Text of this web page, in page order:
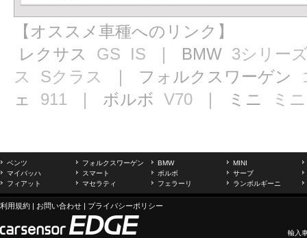
【オススメ車種へのリンク】
レクサス GS IS ｜ BMW 3シリー
ス
Sクラス ｜ フォルクスワーゲン
ェ 911 ｜ ボルボ V70 ｜ ミニ ミニ
ベンツ フォルクスワーゲン BMW
MINI
マイバッハ
スマート ボルボ
サーブ
フィアット
マセラティ フェラーリ ランボルギーニ
利用規約 | お問い合わせ | プライバシーポリシー
輸入